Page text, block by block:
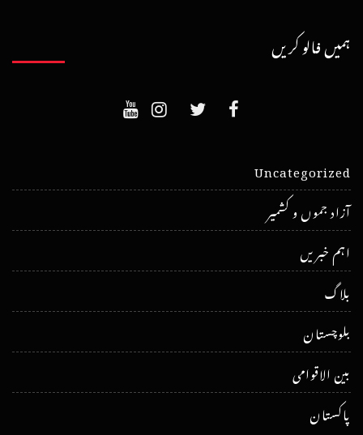
ہمیں فالو کریں
Uncategorized
آزاد جموں و کشمیر
اہم خبریں
بلاگ
بلوچستان
بین الاقوامی
پاکستان